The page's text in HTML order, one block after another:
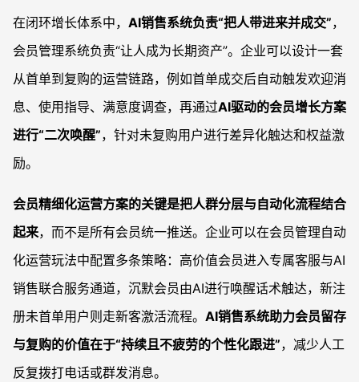
在闭环增长体系中， AI销售系统负责“把人带进来并成交”，
会员管理系统负责“让人成为长期资产”。企业可以设计一套
从首单到复购的运营链路，例如首单成交后自动触发欢迎消
息、使用指导、满意度调查，再通过AI驱动的会员增长方案
进行“二次唤醒”，针对未复购用户进行差异化触达和权益激
励。
会员精细化运营方案的关键是把人群分层与自动化流程结合
起来，而不是所有会员统一推送。企业可以在会员管理自动
化运营玩法中配置多条策略：高价值会员进入专属客服与AI
销售联合服务通道，沉默会员由AI进行唤醒话术触达，新注
册未首单用户则走新客激活流程。 AI销售系统助力会员留存
与复购的价值在于“持续且不疲劳的个性化跟进”，减少人工
反复拨打电话或群发消息。